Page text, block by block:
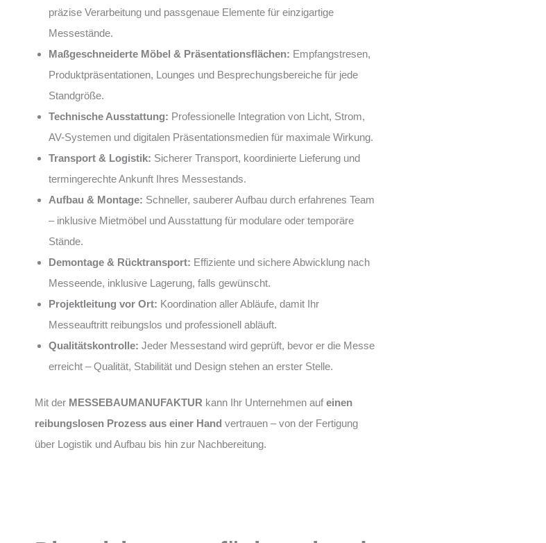
präzise Verarbeitung und passgenaue Elemente für einzigartige
Messestände.
Maßgeschneiderte Möbel & Präsentationsflächen: Empfangstresen,
Produktpräsentationen, Lounges und Besprechungsbereiche für jede
Standgröße.
Technische Ausstattung: Professionelle Integration von Licht, Strom,
AV-Systemen und digitalen Präsentationsmedien für maximale Wirkung.
Transport & Logistik: Sicherer Transport, koordinierte Lieferung und
termingerechte Ankunft Ihres Messestands.
Aufbau & Montage: Schneller, sauberer Aufbau durch erfahrenes Team
– inklusive Mietmöbel und Ausstattung für modulare oder temporäre
Stände.
Demontage & Rücktransport: Effiziente und sichere Abwicklung nach
Messeende, inklusive Lagerung, falls gewünscht.
Projektleitung vor Ort: Koordination aller Abläufe, damit Ihr
Messeauftritt reibungslos und professionell abläuft.
Qualitätskontrolle: Jeder Messestand wird geprüft, bevor er die Messe
erreicht – Qualität, Stabilität und Design stehen an erster Stelle.
Mit der MESSEBAUMANUFAKTUR kann Ihr Unternehmen auf einen
reibungslosen Prozess aus einer Hand vertrauen – von der Fertigung
über Logistik und Aufbau bis hin zur Nachbereitung.